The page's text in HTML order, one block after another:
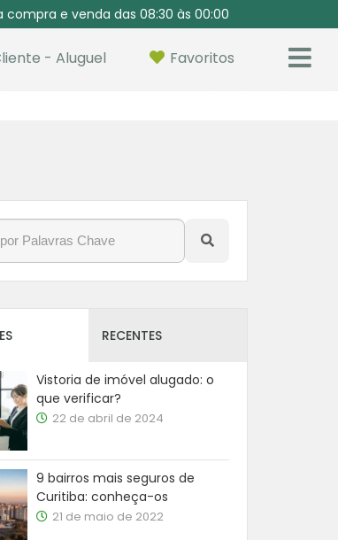
e venda das 08:30 às 00:00
- Aluguel Favoritos
RECENTES
Vistoria de imóvel alugado: o
que verificar?
22 de abril de 2024
9 bairros mais seguros de
Curitiba: conheça-os
21 de maio de 2022